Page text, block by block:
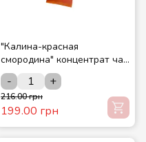
"Калина-красная
смородина" концентрат чая
12 шт./шоубокс ТМ
СМАКУЙТЕ
- +
216.00 грн
199.00 грн